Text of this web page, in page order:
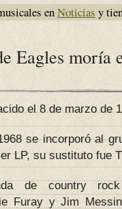
enNoticias y
Eagles moría
el 8 de marzo de
se incorporó al
LP, su sustituto fue
de country rock
Furay y Jim